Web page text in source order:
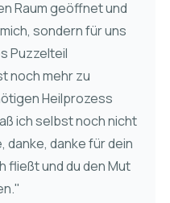
Raum geöffnet und
sondern für uns
Puzzelteil
noch mehr zu
Heilprozess
ich selbst noch nicht
danke, danke für dein
fließt und du den Mut